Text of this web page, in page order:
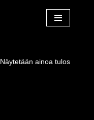
Näytetään ainoa tulos